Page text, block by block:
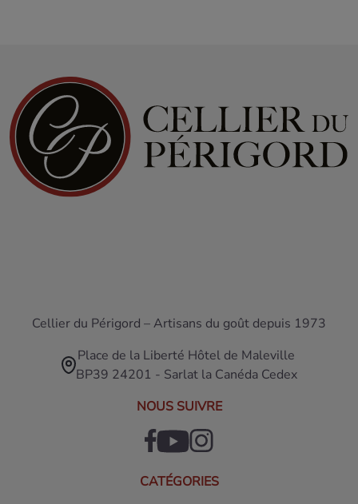
Cellier du Périgord – Artisans du goût depuis 1973
Place de la Liberté Hôtel de Maleville
BP39 24201 - Sarlat la Canéda Cedex
NOUS SUIVRE
CATÉGORIES